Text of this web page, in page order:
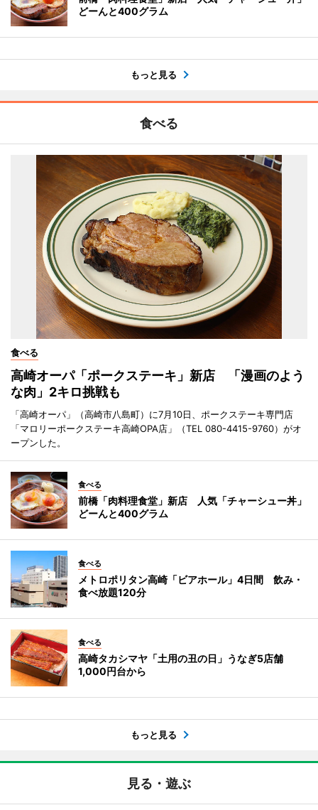
どーんと400グラム
もっと見る
食べる
食べる
高崎オーパ「ポークステーキ」新店 「漫画のよう
な肉」2キロ挑戦も
「高崎オーパ」（高崎市八島町）に7月10日、ポークステーキ専門店
「マロリーポークステーキ高崎OPA店」（TEL 080-4415-9760）がオ
ープンした。
食べる
前橋「肉料理食堂」新店 人気「チャーシュー丼」
どーんと400グラム
食べる
メトロポリタン高崎「ビアホール」4日間 飲み・
食べ放題120分
食べる
高崎タカシマヤ「土用の丑の日」うなぎ5店舗
1,000円台から
もっと見る
見る・遊ぶ